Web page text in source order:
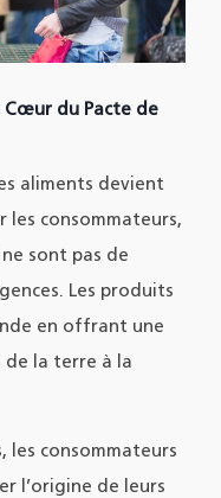
Cœur du Pacte de
aliments devient
les consommateurs,
sont pas de
Les produits
en offrant une
de la terre à la
les consommateurs
l’origine de leurs